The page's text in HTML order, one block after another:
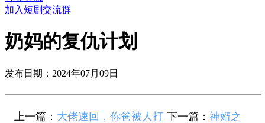
加入短剧交流群
奶妈的复仇计划
发布日期：2024年07月09日
上一篇： 大佬速回，你爸被人打 下一篇：神婿之